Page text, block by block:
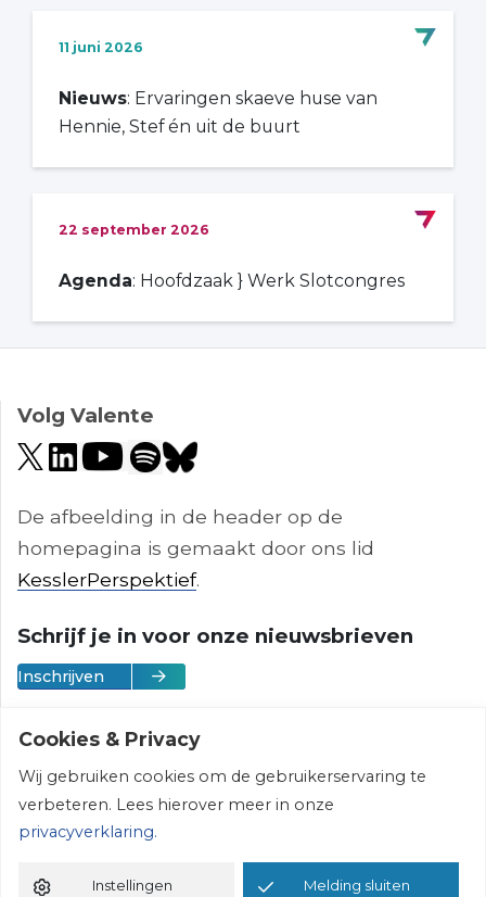
11 juni 2026
Nieuws: Ervaringen skaeve huse van
Hennie, Stef én uit de buurt
22 september 2026
Agenda: Hoofdzaak } Werk Slotcongres
Volg Valente
De afbeelding in de header op de
homepagina is gemaakt door ons lid
KesslerPerspektief.
Schrijf je in voor onze nieuwsbrieven
Inschrijven
Vereniging Valente | © 2026 | All rights
Cookies & Privacy
Wij gebruiken cookies om de gebruikerservaring te
verbeteren. Lees hierover meer in onze
privacyverklaring.
Melding sluiten
Instellingen